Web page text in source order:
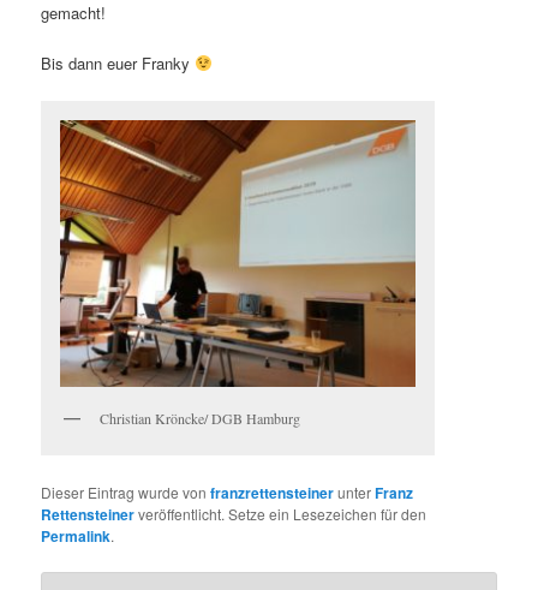
gemacht!
Bis dann euer Franky
Christian Kröncke/ DGB Hamburg
Dieser Eintrag wurde vonfranzrettensteinerunterFranz
Rettensteinerveröffentlicht. Setze ein Lesezeichen für den
Permalink.